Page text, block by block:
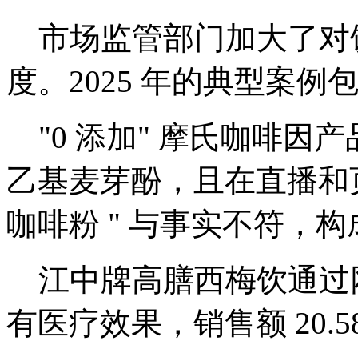
市场监管部门加大了对
度。2025 年的典型案例
"0 添加" 摩氏咖啡因产
乙基麦芽酚，且在直播
咖啡粉 " 与事实不符，
江中牌高膳西梅饮通过
有医疗效果，销售额